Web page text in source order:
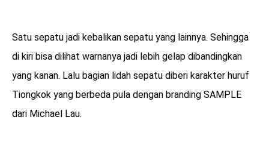
Satu sepatu jadi kebalikan sepatu yang lainnya. Sehingga
di kiri bisa dilihat warnanya jadi lebih gelap dibandingkan
yang kanan. Lalu bagian lidah sepatu diberi karakter huruf
Tiongkok yang berbeda pula dengan branding SAMPLE
dari Michael Lau.